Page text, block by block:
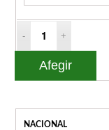
Afegir
NACIONAL